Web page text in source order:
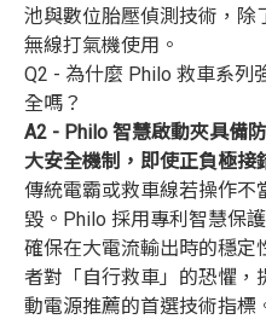
池與數位胎壓偵測技術，除
無線打氣機使用。
Q2 - 為什麼 Philo 救車系列
全嗎？
A2 - Philo 智慧啟動夾具備
大安全機制，即使正負極接
傳統電霸或救車線若操作不
毀。Philo 採用專利智慧保
確保在大電流輸出時的穩定
者對「自行救車」的恐懼，
動電源推薦的首選技術指標